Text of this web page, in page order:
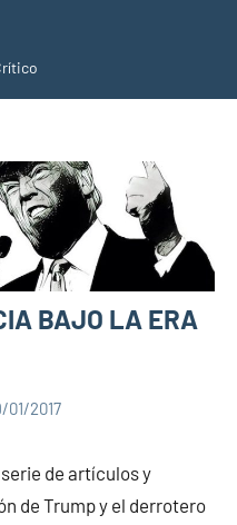
BAJO LA ERA
01/2017
de artículos y
de Trump y el derrotero